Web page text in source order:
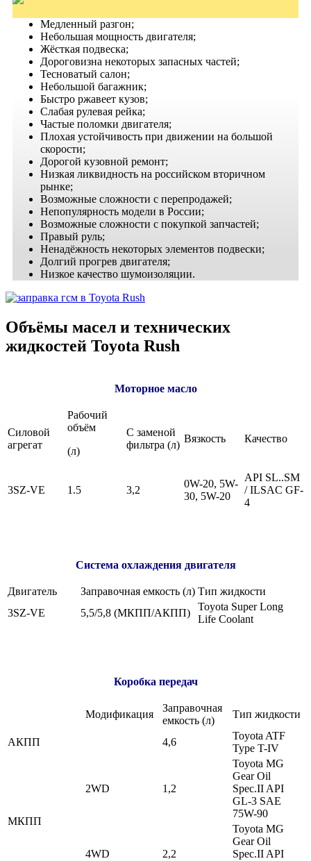
Медленный разгон;
Небольшая мощность двигателя;
Жёсткая подвеска;
Дороговизна некоторых запасных частей;
Тесноватый салон;
Небольшой багажник;
Быстро ржавеет кузов;
Слабая рулевая рейка;
Частые поломки двигателя;
Плохая устойчивость при движении на большой
скорости;
Дорогой кузовной ремонт;
Низкая ликвидность на российском вторичном
рынке;
Возможные сложности с перепродажей;
Непопулярность модели в России;
Возможные сложности с покупкой запчастей;
Правый руль;
Ненадёжность некоторых элементов подвески;
Долгий прогрев двигателя;
Низкое качество шумоизоляции.
Объёмы масел и технических
жидкостей Toyota Rush
Моторное масло
Силовой
агрегат
Рабочий
объём
(л)
С заменой
фильтра (л)
Вязкость Качество
3SZ-VE 1.5 3,2
0W-20, 5W-
30, 5W-20
API SL..SM
/ ILSAC GF-
4
Система охлаждения двигателя
Двигатель Заправочная емкость (л) Тип жидкости
3SZ-VE
5,5/5,8 (МКПП/АКПП)
Toyota Super Long
Life Coolant
Коробка передач
Модификация
Заправочная
емкость (л)
Тип жидкости
АКПП 4,6
Toyota ATF
Type T-IV
МКПП
2WD 1,2
Toyota MG
Gear Oil
Spec.II API
GL-3 SAE
75W-90
4WD 2,2
Toyota MG
Gear Oil
Spec.II API